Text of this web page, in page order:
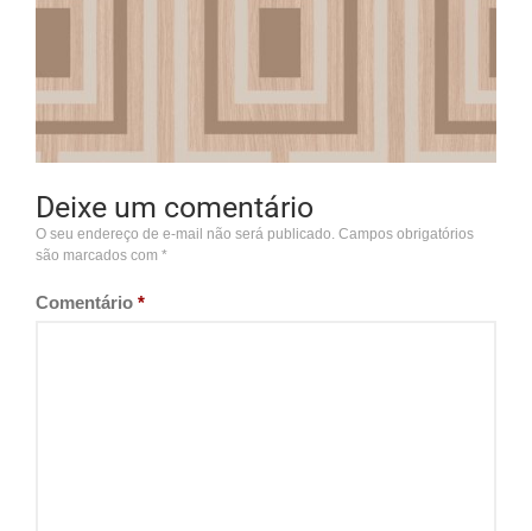
Deixe um comentário
O seu endereço de e-mail não será publicado. Campos obrigatórios
são marcados com *
Comentário *